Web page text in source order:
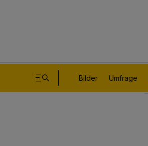
Bilder Umfrage